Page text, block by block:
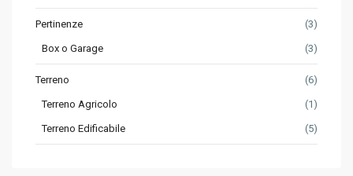
Pertinenze (3)
Box o Garage (3)
Terreno (6)
Terreno Agricolo (1)
Terreno Edificabile (5)